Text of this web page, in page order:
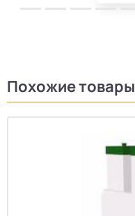
Похожие товары